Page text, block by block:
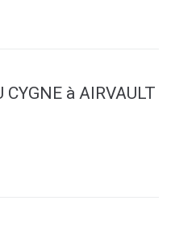
à AIRVAULT